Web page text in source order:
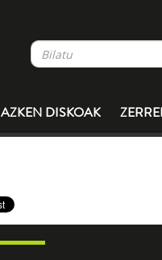
AZKEN DISKOAK